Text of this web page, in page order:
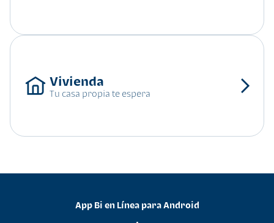
Tu casa propia te espera
App Bi en Línea para Android